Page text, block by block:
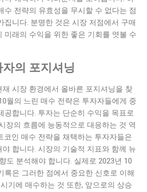
수 전략의 유효성을 무시할 수 없다는 점
집니다. 분명한 것은 시장 저점에서 구매
미래의 수익을 위한 좋은 기회를 엿볼 수
의 포지셔닝
시장 환경에서 올바른 포지셔닝을 찾
월의 느린 매수 전략은 투자자들에게 중
공합니다. 투자는 단순히 수익을 목표로
장의 흐름에 능동적으로 대응하는 것 역
코인 매수 전략을 채택하는 투자자들은
합니다. 시장의 기술적 지표와 함께 뉴
도 분석해야 합니다. 실제로 2023년 10
록은 그러한 점에서 중요한 신호로 이해
기에 매수하는 것 또한, 앞으로의 상승